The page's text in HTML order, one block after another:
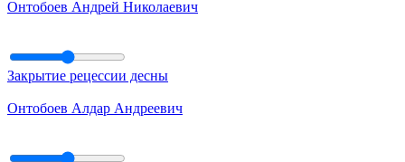
Онтобоев Андрей Николаевич
Закрытие рецессии десны
Онтобоев Алдар Андреевич